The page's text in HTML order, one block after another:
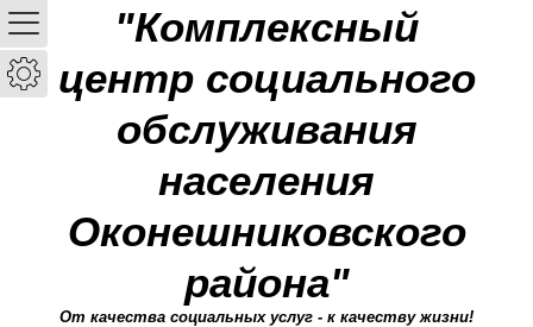
"Комплексный
центр социального
обслуживания
населения
Оконешниковского
района"
От качества социальных услуг - к качеству жизни!